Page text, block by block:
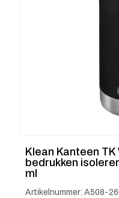
Klean Kanteen TK
bedrukken
ml
Artikelnummer: A508-